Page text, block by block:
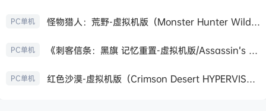
PC单机 怪物猎人：荒野-虚拟机版（Monster Hunter Wilds HYPERVISOR）免安装中文版
PC单机 《刺客信条：黑旗 记忆重置-虚拟机版/Assassin’s Creed Black Flag Resynced HYPERVISOR》免安装中文版
PC单机 红色沙漠-虚拟机版（Crimson Desert HYPERVISOR）免安装中文版